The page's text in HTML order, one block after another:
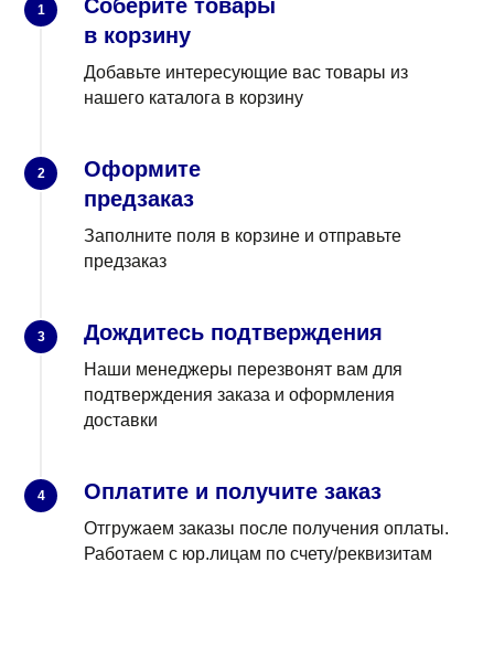
1
Соберите товары
в корзину
Добавьте интересующие вас товары из
нашего каталога в корзину
2
Оформите
предзаказ
Заполните поля в корзине и отправьте
предзаказ
3 Дождитесь подтверждения
Наши менеджеры перезвонят вам для
подтверждения заказа и оформления
доставки
4 Оплатите и получите заказ
Отгружаем заказы после получения оплаты.
Работаем с юр.лицам по счету/реквизитам